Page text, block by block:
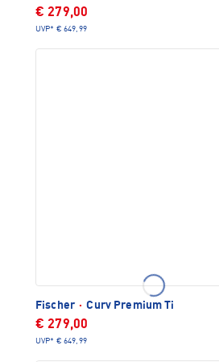
€ 279,00
UVP* € 649,99
Fischer · Curv Premium Ti
€ 279,00
UVP* € 649,99